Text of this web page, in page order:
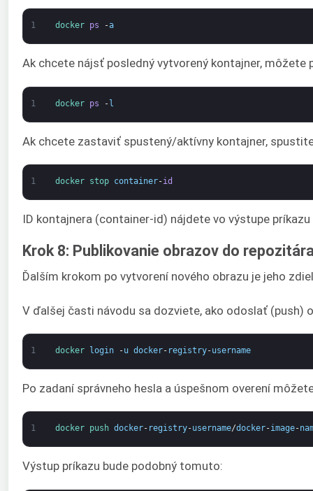
1 docker ps -a
Ak chcete nájsť posledný vytvorený kontajner, môžete
1 docker ps -l
Ak chcete zastaviť spustený/aktívny kontajner,
1 docker stop container-id
ID kontajnera (container-id) nájdete vo výstupe príkazu
Krok 8: Publikovanie obrazov do
Ďalším krokom po vytvorení nového obrazu je jeho
V ďalšej časti návodu sa dozviete, ako odoslať (push)
1 docker login -u docker- registry-username
Po zadaní správneho hesla a úspešnom overení
1 docker push docker- registry-username/docker-image-
Výstup príkazu bude podobný tomuto: